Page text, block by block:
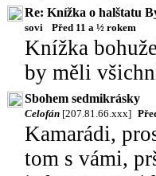
Re: Knížka o halštatu
sovi Před 11 a ½ rokem
Knížka
by měli
Sbohem sedmikrásky
Celofán [207.81.66.xxx]
Kamarádi,
tom s vámi,